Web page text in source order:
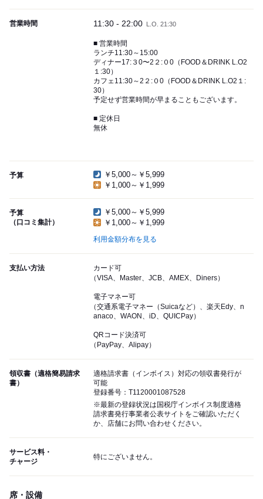
営業時間 11:30 - 22:00 L.O. 21:30
■ 営業時間
ランチ11:30～15:00
ディナー17:３0〜2２:０0（FOOD＆DRINK L.O2
１:30）
カフェ11:30～2２:０0（FOOD＆DRINK L.O2１:
30）
予定せず営業時間が早まることもございます。
■ 定休日
無休
予算
￥5,000～￥5,999
￥1,000～￥1,999
予算
（口コミ集計）
￥5,000～￥5,999
￥1,000～￥1,999
利用金額分布を見る
支払い方法
カード可
（VISA、Master、JCB、AMEX、Diners）
電子マネー可
（交通系電子マネー（Suicaなど）、楽天Edy、n
anaco、WAON、iD、QUICPay）
QRコード決済可
（PayPay、Alipay）
領収書（適格簡易請求
書）
適格請求書（インボイス）対応の領収書発行が
可能
登録番号：T1120001087528
※最新の登録状況は国税庁インボイス制度適格
請求書発行事業者公表サイトをご確認いただく
か、店舗にお問い合わせください。
サービス料・
チャージ
特にございません。
席・設備